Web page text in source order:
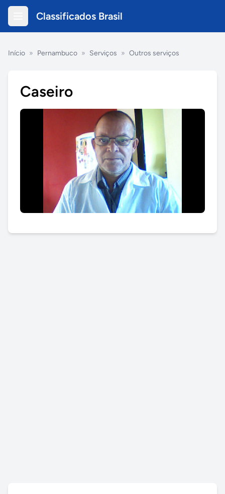
Classificados Brasil
Início » Pernambuco » Serviços » Outros serviços
Caseiro